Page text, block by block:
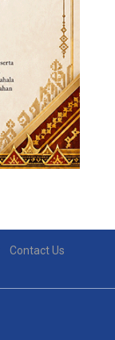
Contact Us